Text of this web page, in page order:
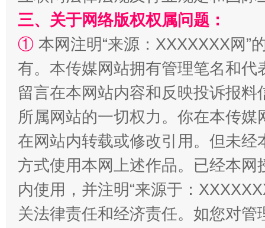
“蜀中异人”王建安的艺术幻境
三、关于网络版权权属问题：
① 本网注明“来源：XXXXXXX网”
有。本传媒网站拥有管理笔名和
留言在本网站内容和反映投诉报
所属网站的一切权力。你在本传
在网站内转载或修改引用。但未
方式使用本网上述作品。已经本
内使用，并注明“来源于：
关法律责任和经济责任。如您对